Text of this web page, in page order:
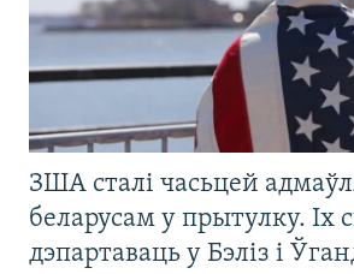
ЗША сталі часьцей
беларусам у прытулку. Іх
дэпартаваць у Бэліз і